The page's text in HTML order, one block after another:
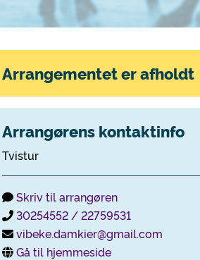
Arrangementet er afholdt
Arrangørens kontaktinfo
Tvistur
Skriv til arrangøren
30254552 / 22759531
vibeke.damkier@gmail.com
Gå til hjemmeside